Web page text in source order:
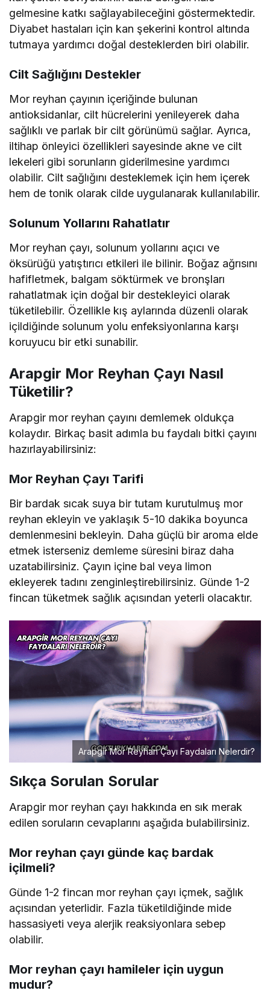
gelmesine katkı sağlayabileceğini göstermektedir.
Diyabet hastaları için kan şekerini kontrol altında
tutmaya yardımcı doğal desteklerden biri olabilir.
Cilt Sağlığını Destekler
Mor reyhan çayının içeriğinde bulunan
antioksidanlar, cilt hücrelerini yenileyerek daha
sağlıklı ve parlak bir cilt görünümü sağlar. Ayrıca,
iltihap önleyici özellikleri sayesinde akne ve cilt
lekeleri gibi sorunların giderilmesine yardımcı
olabilir. Cilt sağlığını desteklemek için hem içerek
hem de tonik olarak cilde uygulanarak kullanılabilir.
Solunum Yollarını Rahatlatır
Mor reyhan çayı, solunum yollarını açıcı ve
öksürüğü yatıştırıcı etkileri ile bilinir. Boğaz ağrısını
hafifletmek, balgam söktürmek ve bronşları
rahatlatmak için doğal bir destekleyici olarak
tüketilebilir. Özellikle kış aylarında düzenli olarak
içildiğinde solunum yolu enfeksiyonlarına karşı
koruyucu bir etki sunabilir.
Arapgir Mor Reyhan Çayı Nasıl
Tüketilir?
Arapgir mor reyhan çayını demlemek oldukça
kolaydır. Birkaç basit adımla bu faydalı bitki çayını
hazırlayabilirsiniz:
Mor Reyhan Çayı Tarifi
Bir bardak sıcak suya bir tutam kurutulmuş mor
reyhan ekleyin ve yaklaşık 5-10 dakika boyunca
demlenmesini bekleyin. Daha güçlü bir aroma elde
etmek isterseniz demleme süresini biraz daha
uzatabilirsiniz. Çayın içine bal veya limon
ekleyerek tadını zenginleştirebilirsiniz. Günde 1-2
fincan tüketmek sağlık açısından yeterli olacaktır.
Arapgir Mor Reyhan Çayı Faydaları Nelerdir?
Sıkça Sorulan Sorular
Arapgir mor reyhan çayı hakkında en sık merak
edilen soruların cevaplarını aşağıda bulabilirsiniz.
Mor reyhan çayı günde kaç bardak
içilmeli?
Günde 1-2 fincan mor reyhan çayı içmek, sağlık
açısından yeterlidir. Fazla tüketildiğinde mide
hassasiyeti veya alerjik reaksiyonlara sebep
olabilir.
Mor reyhan çayı hamileler için uygun
mudur?